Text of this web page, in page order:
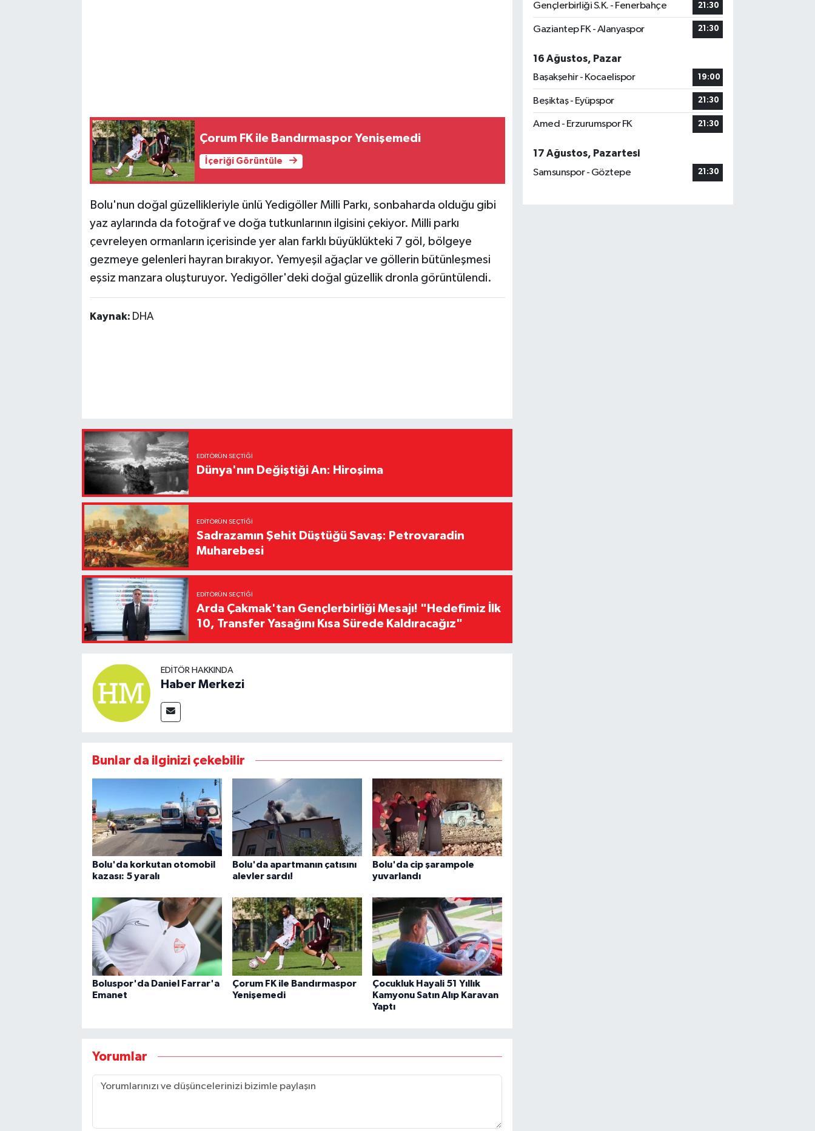
Çorum FK ile Bandırmaspor Yenişemedi
İçeriği Görüntüle
Bolu'nun doğal güzellikleriyle ünlü Yedigöller Milli Parkı, sonbaharda olduğu gibi
yaz aylarında da fotoğraf ve doğa tutkunlarının ilgisini çekiyor. Milli parkı
çevreleyen ormanların içerisinde yer alan farklı büyüklükteki 7 göl, bölgeye
gezmeye gelenleri hayran bırakıyor. Yemyeşil ağaçlar ve göllerin bütünleşmesi
eşsiz manzara oluşturuyor. Yedigöller'deki doğal güzellik dronla görüntülendi.
Kaynak: DHA
EDITÖRÜN SEÇTIĞI
Dünya'nın Değiştiği An: Hiroşima
EDITÖRÜN SEÇTIĞI
Sadrazamın Şehit Düştüğü Savaş: Petrovaradin
Muharebesi
EDITÖRÜN SEÇTIĞI
Arda Çakmak'tan Gençlerbirliği Mesajı! "Hedefimiz İlk
10, Transfer Yasağını Kısa Sürede Kaldıracağız"
EDITÖR HAKKINDA
Haber Merkezi
Bunlar da ilginizi çekebilir
Bolu'da korkutan otomobil
kazası: 5 yaralı
Bolu'da apartmanın çatısını
alevler sardı!
Bolu'da cip şarampole
yuvarlandı
Boluspor'da Daniel Farrar'a
Emanet
Çorum FK ile Bandırmaspor
Yenişemedi
Çocukluk Hayali 51 Yıllık
Kamyonu Satın Alıp Karavan
Yaptı
Yorumlar
Gençlerbirliği S.K. - Fenerbahçe 21:30
Gaziantep FK - Alanyaspor 21:30
16 Ağustos, Pazar
Başakşehir - Kocaelispor
19:00
Beşiktaş - Eyüpspor 21:30
Amed - Erzurumspor FK 21:30
17 Ağustos, Pazartesi
Samsunspor - Göztepe
21:30